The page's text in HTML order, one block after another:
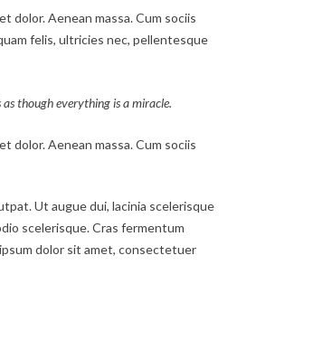
dolor. Aenean massa. Cum sociis
felis, ultricies nec, pellentesque
though everything is a miracle.
dolor. Aenean massa. Cum sociis
Ut augue dui, lacinia scelerisque
scelerisque. Cras fermentum
dolor sit amet, consectetuer